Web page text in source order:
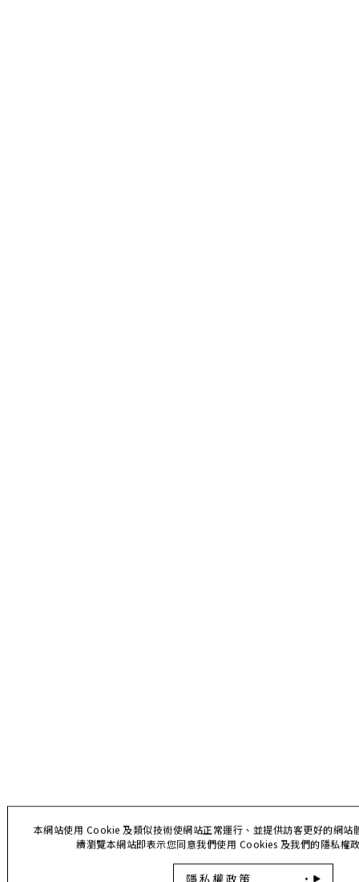
本網站使用 Cookie 及類似技術使網站正常運行、並提供訪客更好的網站
續瀏覽本網站即表示您同意我們使用 Cookies 及我們的隱私權